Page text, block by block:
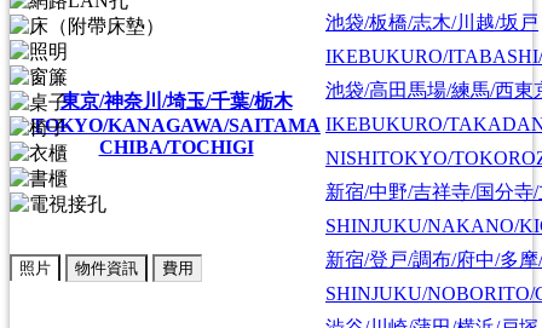
東京/神奈川/埼玉/千葉/栃木
TOKYO/KANAGAWA/SAITAMA
CHIBA/TOCHIGI
池袋/板橋/志木/川越/坂戸
IKEBUKURO/
池袋/高田馬場/練馬/西東
IKEBUKURO/
NISHITOKYO/
新宿/中野/吉祥寺/国分寺
SHINJUKU/NAKANO/
新宿/登戸/調布/府中/多
SHINJUKU/
照片 物件資訊 費用